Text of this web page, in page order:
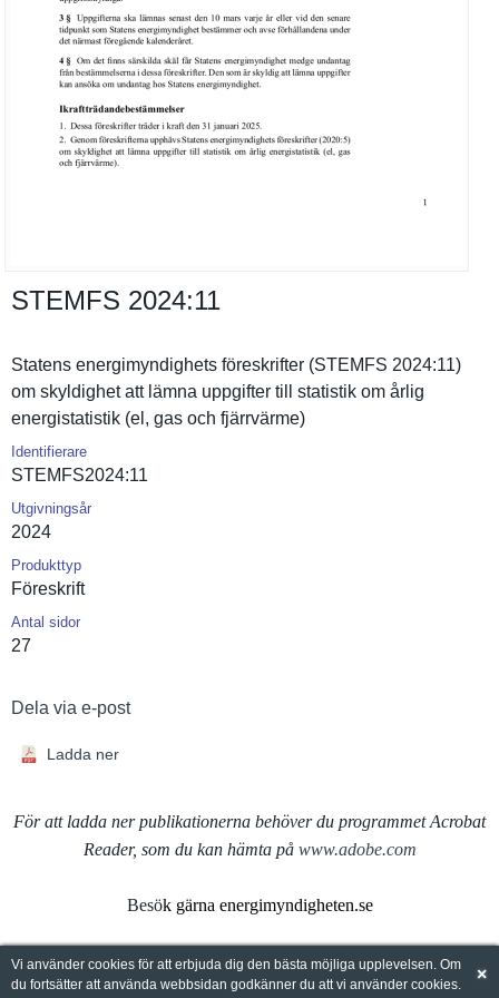
STEMFS 2024:​11
Statens energimynd­ighets föreskrift­er (STEMFS 2024:11)
om skyldighet att lämna uppgifter till statistik om årlig
energistat­istik (el, gas och fjärrvärme­)
Identifierare
STEMFS2024­:11
Utgivningsår
2024
Produkttyp
Föreskrift
Antal sidor
27
Dela via e-post
Ladda ner
För att ladda ner publikationerna behöver du programmet Acrobat
Reader, som du kan hämta på www.adobe.com
Besök gärna energimyndigheten.se
Vi använder cookies för att erbjuda dig den bästa möjliga upplevelsen. Om
du fortsätter att använda webbsidan godkänner du att vi använder cookies.
×